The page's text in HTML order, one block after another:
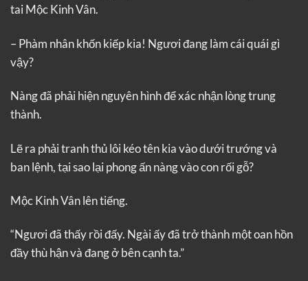
tai Mộc Kinh Vân.
– Phàm nhân khốn kiếp kia! Ngươi đang làm cái quái gì
vậy?
Nàng đã phải hiện nguyên hình để xác nhận lòng trung
thành.
Lẽ ra phải tranh thủ lôi kéo tên kia vào dưới trướng và
ban lệnh, tại sao lại phong ấn nàng vào con rối gỗ?
Mộc Kinh Vân lên tiếng.
“Ngươi đã thấy rồi đấy. Ngài ấy đã trở thành một oan hồn
đầy thù hận và đang ở bên cạnh ta.”